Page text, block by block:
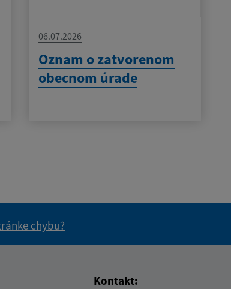
06.07.2026
Oznam o zatvorenom
obecnom úrade
chybu?
Kontakt: